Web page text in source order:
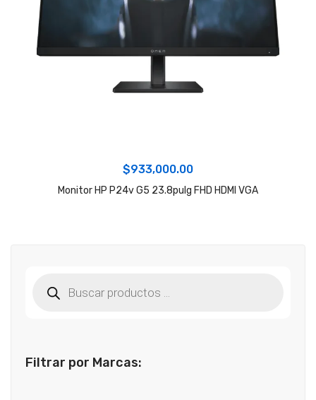
$933,000.00
Monitor HP P24v G5 23.8pulg FHD HDMI VGA
productos
Filtrar por Marcas: